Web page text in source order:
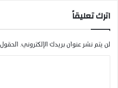
ي
ا
ل
ا
د
ل
اترك تعليقاً
لن يتم نشر عنوان بريدك الإلكتروني. الحقول